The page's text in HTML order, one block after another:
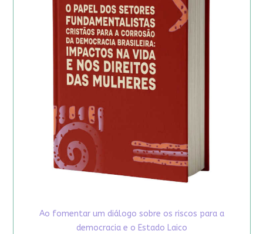
Ao fomentar um diálogo sobre os riscos para a
democracia e o Estado Laico